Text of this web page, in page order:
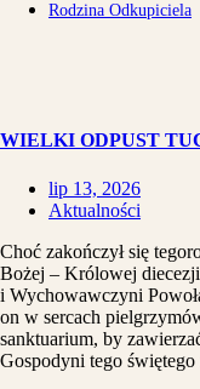
Rodzina Odkupiciela
WIELKI ODPUST
lip 13, 2026
Aktualności
Choć zakończył się
Bożej – Królowej
i Wychowawczyni
on w sercach
sanktuarium, by
Gospodyni tego świętego